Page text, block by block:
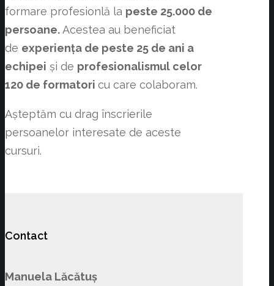
formare profesionlă la peste 25.000 de
persoane.Acestea au beneficiat
de experiența de peste 25 de ani a
echipei și de profesionalismul celor
120 de formatori cu care colaboram.
Așteptăm cu drag înscrierile
persoanelor interesate de aceste
cursuri.
Contact
Manuela Lăcătuș